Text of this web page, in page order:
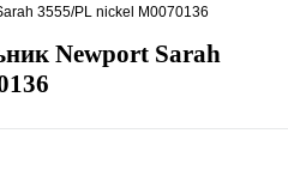
3555/PL nickel М0070136
Newport Sarah